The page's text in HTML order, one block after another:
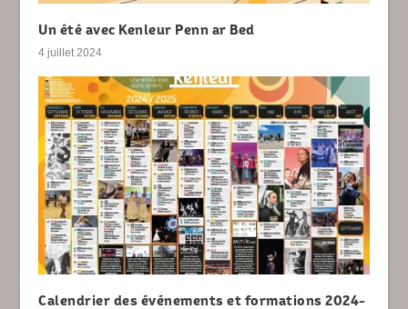
Un été avec Kenleur Penn ar Bed
4 juillet 2024
Calendrier des événements et formations 2024-